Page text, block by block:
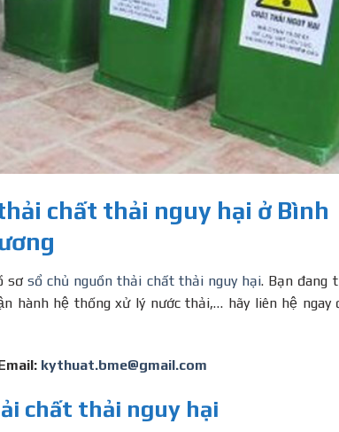
chất thải nguy hại ở Bình
sơ sổ chủ nguồn thải chất thải nguy hại. Bạn đang
hành hệ thống xử lý nước thải,… hãy liên hệ ngay
kythuat.bme@gmail.com
chất thải nguy hại